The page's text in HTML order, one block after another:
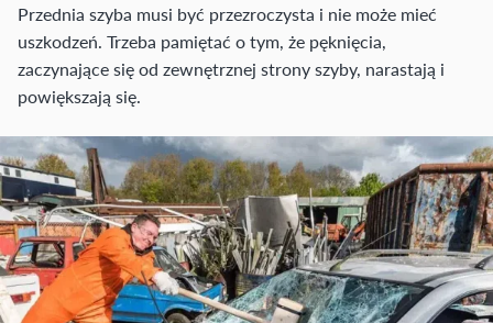
Przednia szyba musi być przezroczysta i nie może mieć
uszkodzeń. Trzeba pamiętać o tym, że pęknięcia,
zaczynające się od zewnętrznej strony szyby, narastają i
powiększają się.